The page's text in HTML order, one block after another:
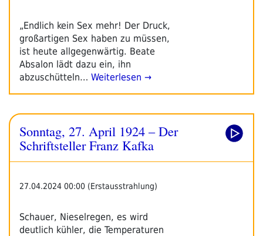
„Endlich kein Sex mehr! Der Druck,
großartigen Sex haben zu müssen,
ist heute allgegenwärtig. Beate
Absalon lädt dazu ein, ihn
abzuschütteln… Weiterlesen →
Sonntag, 27. April 1924 – Der
Schriftsteller Franz Kafka
27.04.2024 00:00 (Erstausstrahlung)
Schauer, Nieselregen, es wird
deutlich kühler, die Temperaturen